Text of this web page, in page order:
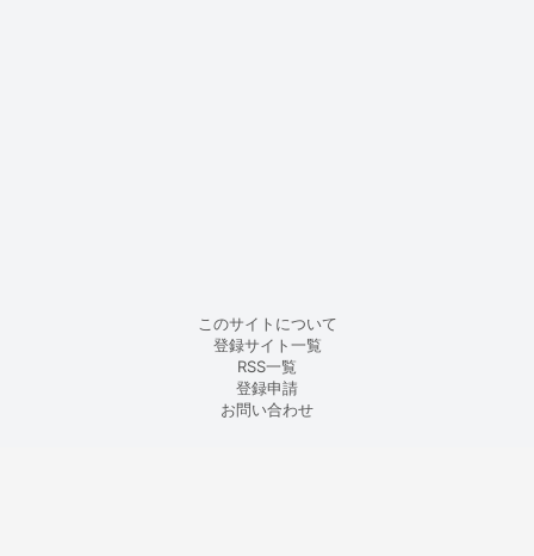
このサイトについて
登録サイト一覧
RSS一覧
登録申請
お問い合わせ